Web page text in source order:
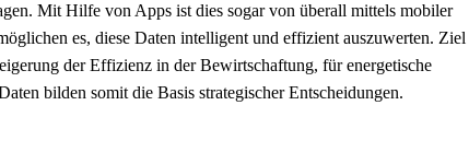
Mit Hilfe von Apps ist dies sogar von überall mittels mobiler
es, diese Daten intelligent und effizient auszuwerten. Ziel
der Effizienz in der Bewirtschaftung, für energetische
bilden somit die Basis strategischer Entscheidungen.